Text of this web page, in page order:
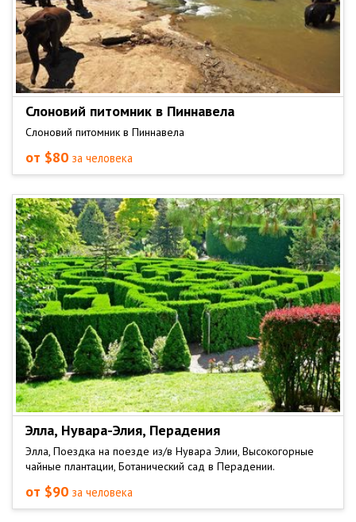
Слоновий питомник в Пиннавела
Слоновий питомник в Пиннавела
от $80 за человека
Элла, Нувара-Элия, Перадения
Элла, Поездка на поезде из/в Нувара Элии, Высокогорные
чайные плантации, Ботанический сад в Перадении.
от $90 за человека